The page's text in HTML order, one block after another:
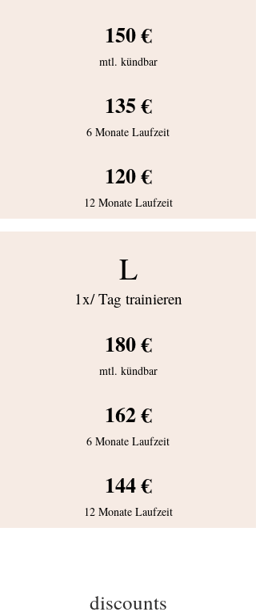
150 €
mtl. kündbar
135 €
6 Monate Laufzeit
120 €
12 Monate Laufzeit
L
1x/ Tag trainieren
180 €
mtl. kündbar
162 €
6 Monate Laufzeit
144 €
12 Monate Laufzeit
discounts